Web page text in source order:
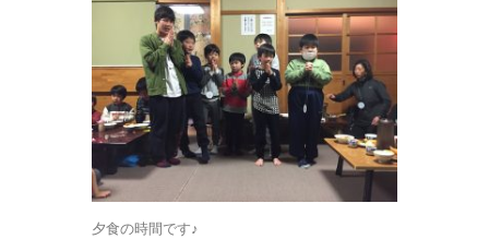
夕食の時間です♪